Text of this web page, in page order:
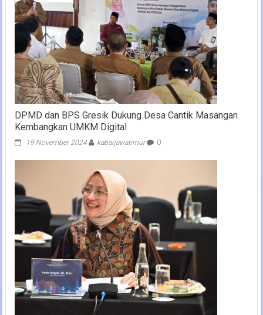
DPMD dan BPS Gresik Dukung Desa Cantik Masangan
Kembangkan UMKM Digital
19 November 2024 kabarjawatimur 0